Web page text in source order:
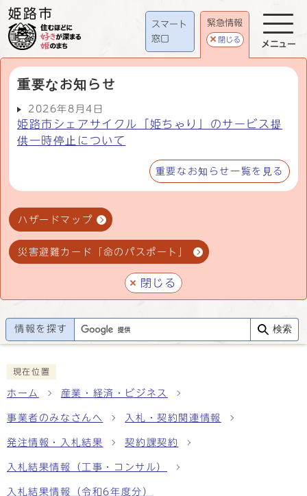
スマート
窓口
緊急情報
閉じる
重要なお知らせ
2026年8月4日
姫路市シェアサイクル「姫ちゃり」のサービス提
供一時停止について
重要なお知らせ一覧を見る
ハザードマップ
災害避難カード「命のパスポート」
閉じる
メニュー
情報を探す 検索
現在位置
ホーム 産業・経済・ビジネス
事業者のみなさんへ 入札・契約関連情報
発注情報・入札結果 契約課契約
入札結果情報（工事・コンサル）
入札結果情報（令和6年度分）